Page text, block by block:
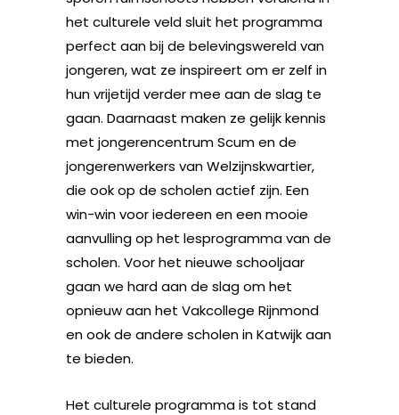
het culturele veld sluit het programma
perfect aan bij de belevingswereld van
jongeren, wat ze inspireert om er zelf in
hun vrijetijd verder mee aan de slag te
gaan. Daarnaast maken ze gelijk kennis
met jongerencentrum Scum en de
jongerenwerkers van Welzijnskwartier,
die ook op de scholen actief zijn. Een
win-win voor iedereen en een mooie
aanvulling op het lesprogramma van de
scholen. Voor het nieuwe schooljaar
gaan we hard aan de slag om het
opnieuw aan het Vakcollege Rijnmond
en ook de andere scholen in Katwijk aan
te bieden.
Het culturele programma is tot stand